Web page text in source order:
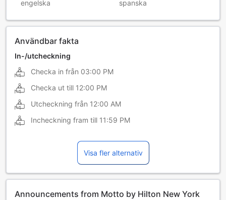
engelska spanska
Användbar fakta
In-/utcheckning
Checka in från 03:00 PM
Checka ut till 12:00 PM
Utcheckning från 12:00 AM
Incheckning fram till 11:59 PM
Visa fler alternativ
Announcements from Motto by Hilton New York